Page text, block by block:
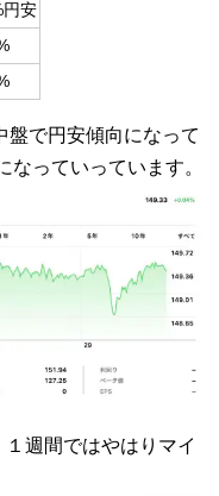
円安
盤で円安傾向になって
っていっています。
週間ではやはりマイ